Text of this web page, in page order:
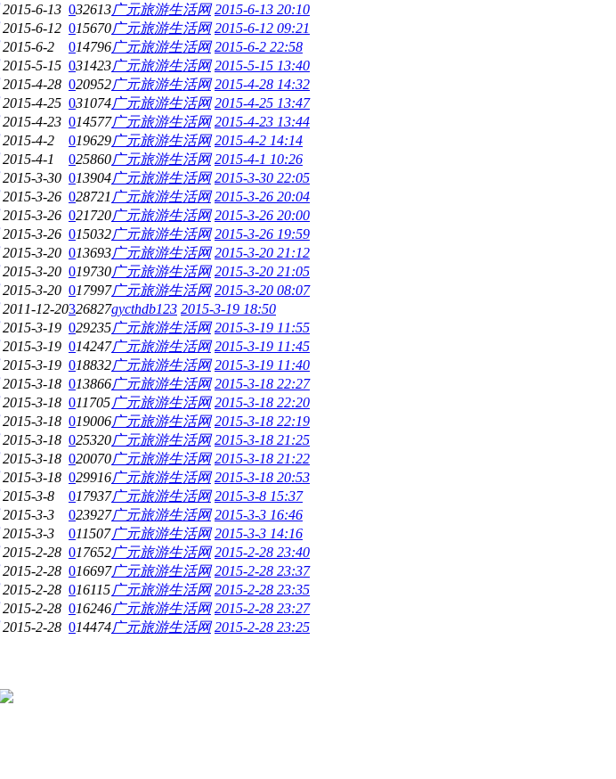
2015-6-13 032613广元旅游生活网 2015-6-13 20:10
2015-6-12 015670广元旅游生活网 2015-6-12 09:21
2015-6-2 014796广元旅游生活网 2015-6-2 22:58
2015-5-15 031423广元旅游生活网 2015-5-15 13:40
2015-4-28 020952广元旅游生活网 2015-4-28 14:32
2015-4-25 031074广元旅游生活网 2015-4-25 13:47
2015-4-23 014577广元旅游生活网 2015-4-23 13:44
2015-4-2 019629广元旅游生活网 2015-4-2 14:14
2015-4-1 025860广元旅游生活网 2015-4-1 10:26
2015-3-30 013904广元旅游生活网 2015-3-30 22:05
2015-3-26 028721 广元旅游生活网 2015-3-26 20:04
2015-3-26 021720广元旅游生活网 2015-3-26 20:00
2015-3-26 015032广元旅游生活网 2015-3-26 19:59
2015-3-20 013693广元旅游生活网 2015-3-20 21:12
2015-3-20 019730广元旅游生活网 2015-3-20 21:05
2015-3-20 017997广元旅游生活网 2015-3-20 08:07
2011-12-20326827gycthdb123 2015-3-19 18:50
2015-3-19 029235广元旅游生活网 2015-3-19 11:55
2015-3-19 014247广元旅游生活网 2015-3-19 11:45
2015-3-19 018832广元旅游生活网 2015-3-19 11:40
2015-3-18 013866广元旅游生活网 2015-3-18 22:27
2015-3-18 011705广元旅游生活网 2015-3-18 22:20
2015-3-18 019006广元旅游生活网 2015-3-18 22:19
2015-3-18 025320广元旅游生活网 2015-3-18 21:25
2015-3-18 020070广元旅游生活网 2015-3-18 21:22
2015-3-18 029916广元旅游生活网 2015-3-18 20:53
2015-3-8 017937广元旅游生活网 2015-3-8 15:37
2015-3-3 023927广元旅游生活网 2015-3-3 16:46
2015-3-3 011507广元旅游生活网 2015-3-3 14:16
2015-2-28 017652广元旅游生活网 2015-2-28 23:40
2015-2-28 016697广元旅游生活网 2015-2-28 23:37
2015-2-28 016115广元旅游生活网 2015-2-28 23:35
2015-2-28 016246广元旅游生活网 2015-2-28 23:27
2015-2-28 014474广元旅游生活网 2015-2-28 23:25